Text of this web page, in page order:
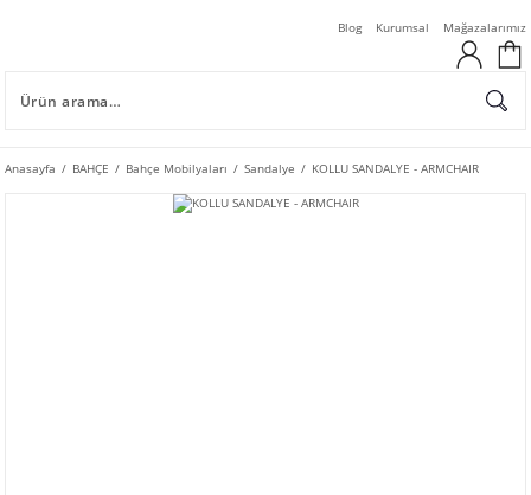
Blog Kurumsal Mağazalarımız
Anasayfa BAHÇE Bahçe Mobilyaları Sandalye KOLLU SANDALYE - ARMCHAIR